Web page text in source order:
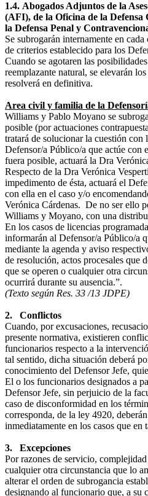
1.4. Abogados Adjuntos de la
(AFI), de la Oficina de la Defensa
la Defensa Penal y
Se subrogarán internamente en
de criterios establecido para los
Cuando se agotaren las
reemplazante natural, se elevarán
resolverá en definitiva.
Area civil y familia de la
Williams y Pablo Moyano se
posible (por actuaciones
tratará de solucionar la cuestión con
Defensor/a Público/a que actúe con
fuera posible, actuará la Dra
Respecto de la Dra Verónica
impedimento de ésta, actuará el
con ella en el caso y/o
Verónica Cárdenas. De no ser ello
Williams y Moyano, con una
En los casos de licencias
informarán al Defensor/a Público/a
mediante la agenda y aviso
de resolución, actos procesales que
que se operen o cualquier otra
ocurrirá durante su ausencia.”.
(Texto según Res. 33 /13 JDPE)
2. Conflictos
Cuando, por excusaciones,
presente normativa, existieren
funcionarios respecto a la
tal sentido, dicha situación deberá
conocimiento del Defensor Jefe,
El o los funcionarios designados a
Defensor Jefe, sin perjuicio de la
caso de disconformidad en los
corresponda, de la ley 4920,
inmediatamente en los casos que en
3. Excepciones
Por razones de servicio,
cualquier otra circunstancia que lo
alterar el orden de subrogancia
designando al funcionario que, a su